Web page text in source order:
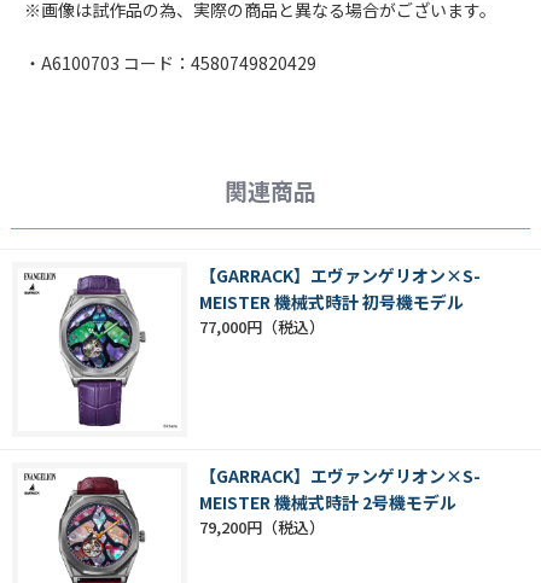
※画像は試作品の為、実際の商品と異なる場合がございます。
・A6100703 コード：4580749820429
関連商品
【GARRACK】エヴァンゲリオン×S-
MEISTER 機械式時計 初号機モデル
77,000円
【GARRACK】エヴァンゲリオン×S-
MEISTER 機械式時計 2号機モデル
79,200円